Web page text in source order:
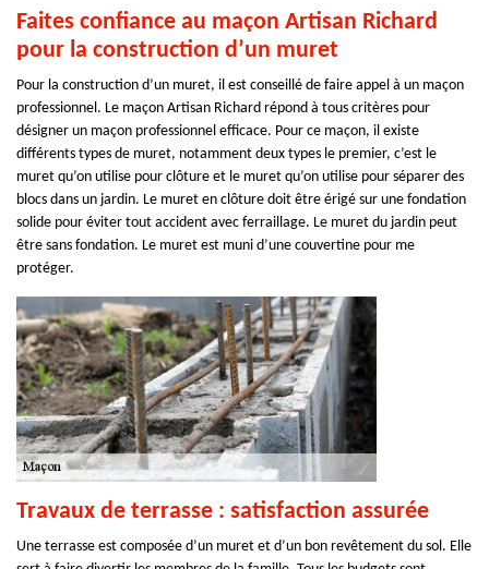
Faites confiance au maçon Artisan Richard
pour la construction d’un muret
Pour la construction d’un muret, il est conseillé de faire appel à un maçon
professionnel. Le maçon Artisan Richard répond à tous critères pour
désigner un maçon professionnel efficace. Pour ce maçon, il existe
différents types de muret, notamment deux types le premier, c’est le
muret qu’on utilise pour clôture et le muret qu’on utilise pour séparer des
blocs dans un jardin. Le muret en clôture doit être érigé sur une fondation
solide pour éviter tout accident avec ferraillage. Le muret du jardin peut
être sans fondation. Le muret est muni d’une couvertine pour me
protéger.
Travaux de terrasse : satisfaction assurée
Une terrasse est composée d’un muret et d’un bon revêtement du sol. Elle